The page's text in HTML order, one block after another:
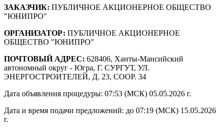
ЗАКАЗЧИК: ПУБЛИЧНОЕ АКЦИОНЕРНОЕ ОБЩЕСТВО
"ЮНИПРО"
ОРГАНИЗАТОР: ПУБЛИЧНОЕ АКЦИОНЕРНОЕ
ОБЩЕСТВО "ЮНИПРО"
ПОЧТОВЫЙ АДРЕС: 628406, Ханты-Мансийский
автономный округ - Югра, Г. СУРГУТ, УЛ.
ЭНЕРГОСТРОИТЕЛЕЙ, Д. 23, СООР. 34
Дата объявления процедуры: 07:53 (МСК) 05.05.2026 г.
Дата и время подачи предложений: до 07:19 (МСК) 15.05.2026
г.